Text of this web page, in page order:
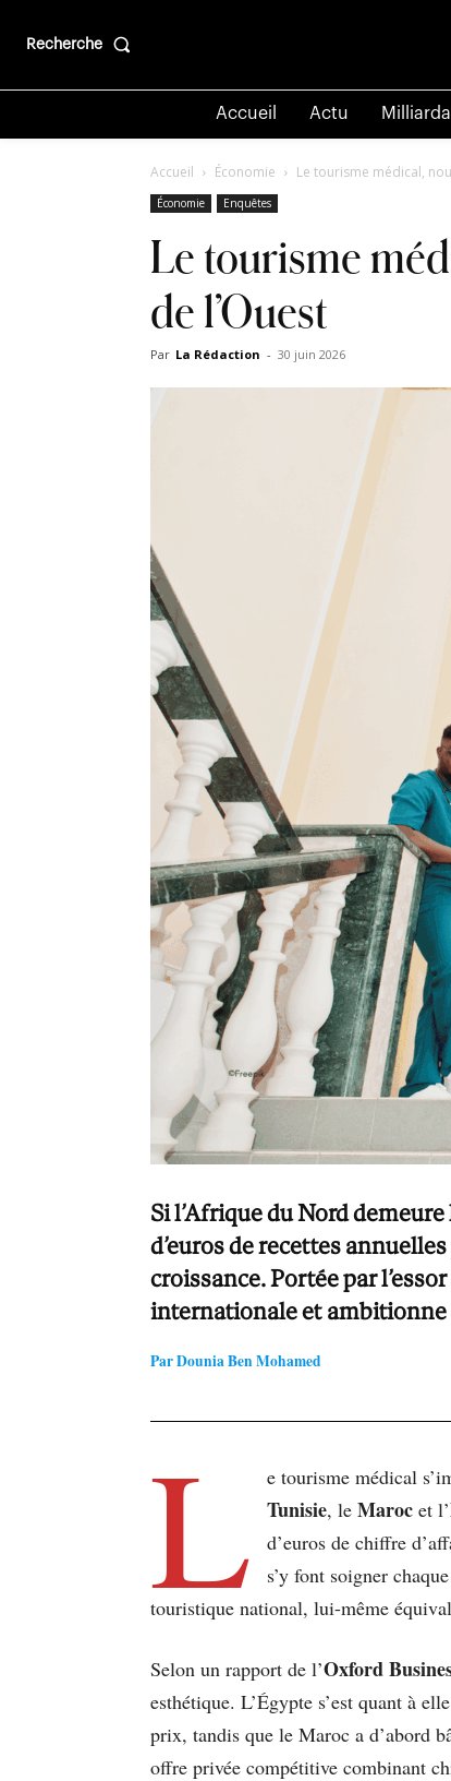
Recherche
Accueil Actu
Accueil Économie Le tourisme médical,
Économie Enquêtes
Le tourisme
de l’Ouest
Par La Rédaction - 30 juin 2026
Si l’Afrique du Nord
d’euros de recettes
croissance. Portée par
internationale et ambitionne
Par Dounia Ben Mohamed
L e tourisme médical
Tunisie, leMarocet l’
d’euros de chiffre
s’y font soigner
touristique national, lui-même
Selon un rapport de l’Oxford
esthétique. L’Égypte s’est quant à
prix, tandis que le Maroc a d’abord
offre privée compétitive combinant